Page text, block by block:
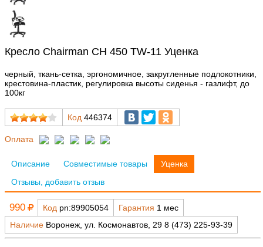
Кресло Chairman CH 450 TW-11 Уценка
черный, ткань-сетка, эргономичное, закругленные подлокотники,
крестовина-пластик, регулировка высоты сиденья - газлифт, до
100кг
Код 446374
Оплата
Описание Совместимые товары
Уценка
Отзывы, добавить отзыв
990 Код pn:89905054 Гарантия 1 мес
Наличие Воронеж, ул. Космонавтов, 29 8 (473) 225-93-39